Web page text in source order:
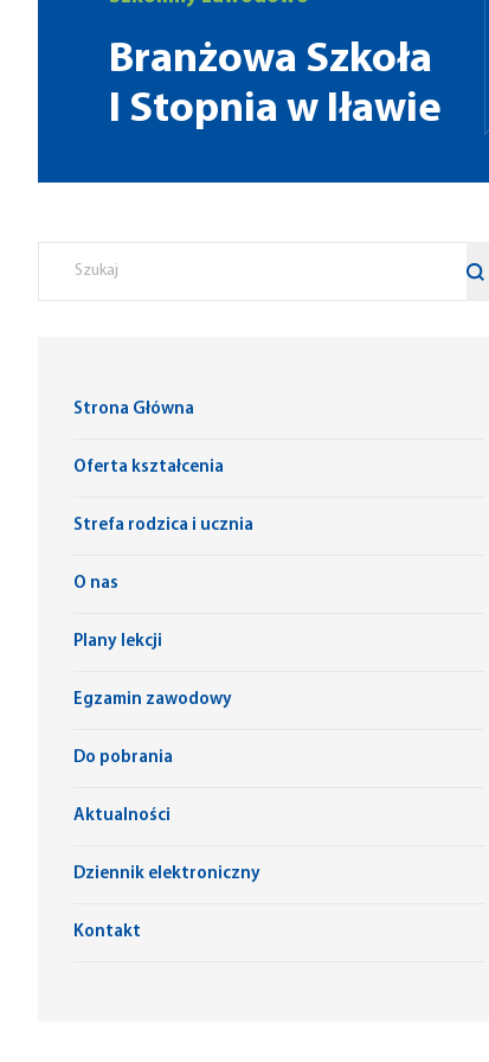
Branżowa Szkoła
I Stopnia w Iławie
Strona Główna
Oferta kształcenia
Strefa rodzica i ucznia
O nas
Plany lekcji
Egzamin zawodowy
Do pobrania
Aktualności
Dziennik elektroniczny
Kontakt